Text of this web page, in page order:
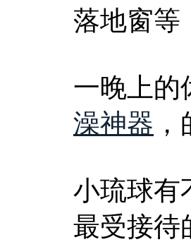
落地窗等
一晚上的
澡神器
小琉球有
最受接待